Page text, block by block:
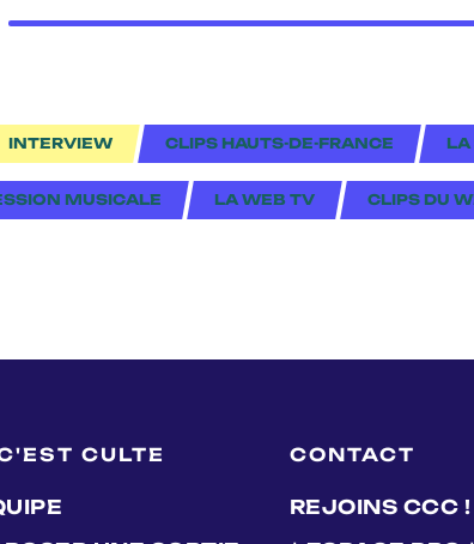
INTERVIEW CLIPS HAUTS-DE-FRANCE LA
MUSICALE LA WEB TV CLIPS DU
CULTE CONTACT
REJOINS CCC !